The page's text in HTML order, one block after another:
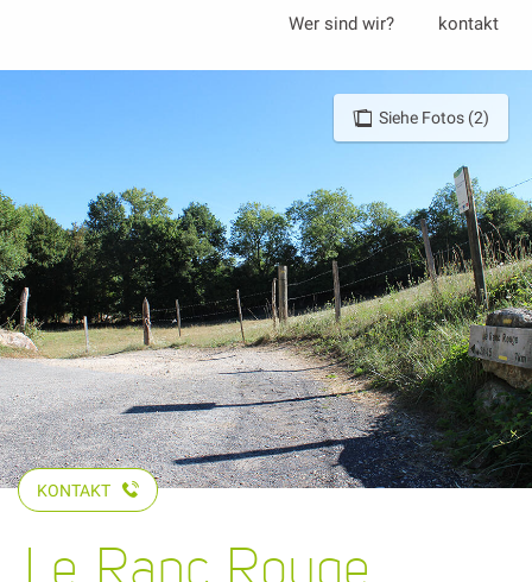
Wer sind wir? kontakt
Siehe Fotos (2)
KONTAKT
Le Ranc Rouge